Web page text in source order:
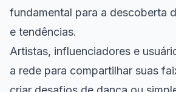
fundamental para a descoberta
e tendências.
Artistas, influenciadores e
a rede para compartilhar suas